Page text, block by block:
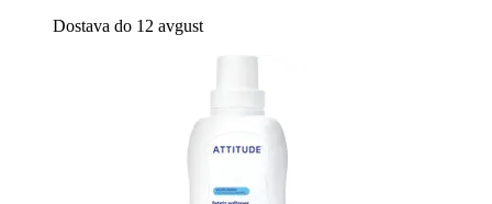
Dostava do 12 avgust